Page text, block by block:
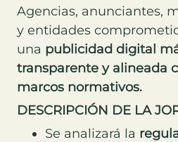
Agencias, anunciantes,
y entidades
una publicidad digital
transparente y alineada
marcos normativos.
DESCRIPCIÓN DE LA
Se analizará la